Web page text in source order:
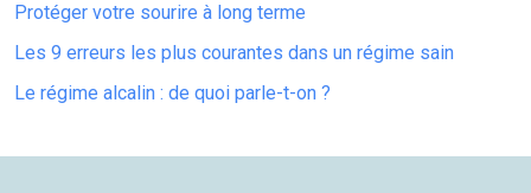
Protéger votre sourire à long terme
Les 9 erreurs les plus courantes dans un régime sain
Le régime alcalin : de quoi parle-t-on ?